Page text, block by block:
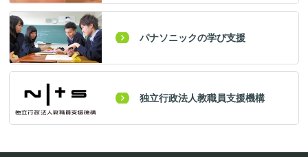
パナソニックの学び支援
独立行政法人教職員支援機構